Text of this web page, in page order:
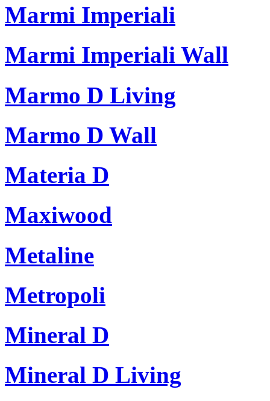
Marmi Imperiali
Marmi Imperiali Wall
Marmo D Living
Marmo D Wall
Materia D
Maxiwood
Metaline
Metropoli
Mineral D
Mineral D Living